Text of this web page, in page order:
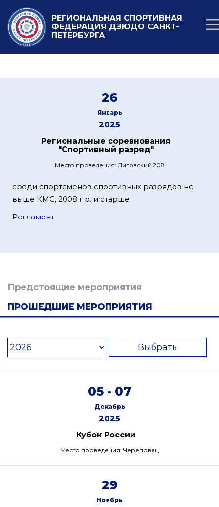
РЕГИОНАЛЬНАЯ СПОРТИВНАЯ
ФЕДЕРАЦИЯ ДЗЮДО САНКТ-
ПЕТЕРБУРГА
26
Январь
2025
Региональные соревнования
"Спортивный разряд"
Место проведения: Лиговский 208
среди спортсменов спортивных разрядов не
выше КМС, 2008 г.р. и старше
Регламент
Предстоящие мероприятия
ПРОШЕДШИЕ МЕРОПРИЯТИЯ
Выбрать
05 - 07
Декабрь
2025
Кубок России
Место проведения: Череповец
29
Ноябрь